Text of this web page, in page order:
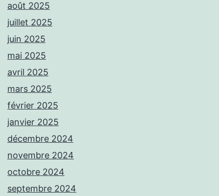
août 2025
juillet 2025
juin 2025
mai 2025
avril 2025
mars 2025
février 2025
janvier 2025
décembre 2024
novembre 2024
octobre 2024
septembre 2024